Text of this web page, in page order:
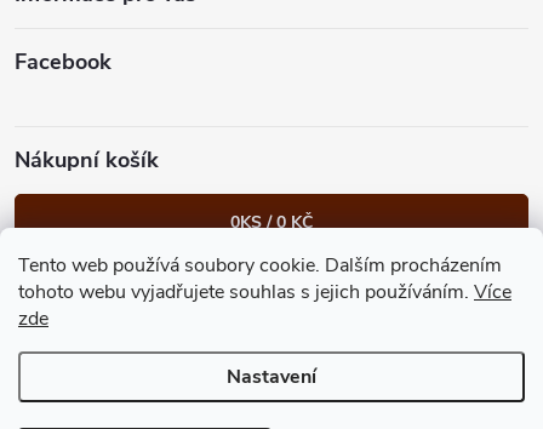
Tento web používá soubory cookie. Dalším procházením
tohoto webu vyjadřujete souhlas s jejich používáním. Více
zde
Nastavení
Facebook
Nákupní košík
0KS /0 KČ
Heureka.cz Facebook Instagram Bonvolo - přidej se taky
GastroKlub.cz. Všechna práva vyhrazena.
nastavení cookies